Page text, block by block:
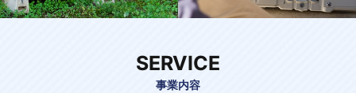
SERVICE
事業内容